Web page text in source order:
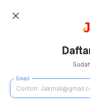
close
Email